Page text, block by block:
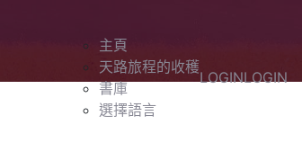
主頁
天路旅程的收穫
書庫
選擇語言
LOGINLOGIN